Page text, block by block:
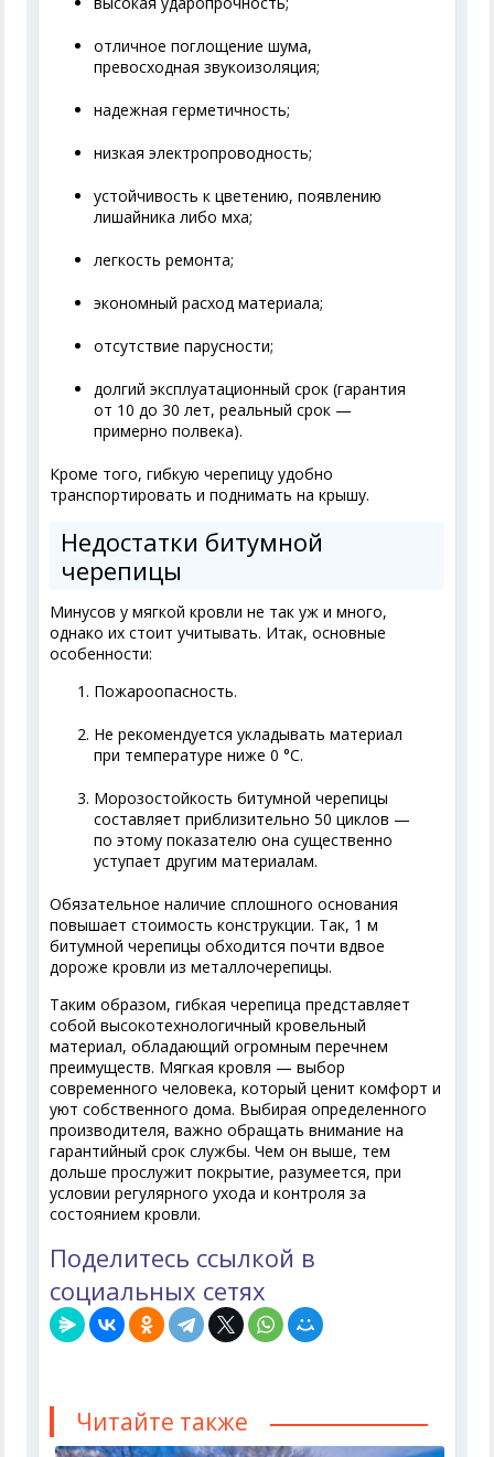
отличное поглощение шума,
превосходная звукоизоляция;
надежная герметичность;
низкая электропроводность;
устойчивость к цветению, появлению
лишайника либо мха;
легкость ремонта;
экономный расход материала;
отсутствие парусности;
долгий эксплуатационный срок (гарантия
от 10 до 30 лет, реальный срок —
примерно полвека).
Кроме того, гибкую черепицу удобно
транспортировать и поднимать на крышу.
Недостатки битумной
черепицы
Минусов у мягкой кровли не так уж и много,
однако их стоит учитывать. Итак, основные
особенности:
Пожароопасность.
Не рекомендуется укладывать материал
при температуре ниже 0 °С.
Морозостойкость битумной черепицы
составляет приблизительно 50 циклов —
по этому показателю она существенно
уступает другим материалам.
Обязательное наличие сплошного основания
повышает стоимость конструкции. Так, 1 м
битумной черепицы обходится почти вдвое
дороже кровли из металлочерепицы.
Таким образом, гибкая черепица представляет
собой высокотехнологичный кровельный
материал, обладающий огромным перечнем
преимуществ. Мягкая кровля — выбор
современного человека, который ценит комфорт и
уют собственного дома. Выбирая определенного
производителя, важно обращать внимание на
гарантийный срок службы. Чем он выше, тем
дольше прослужит покрытие, разумеется, при
условии регулярного ухода и контроля за
состоянием кровли.
Поделитесь ссылкой в
социальных сетях
Читайте также